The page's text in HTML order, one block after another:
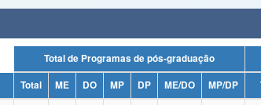
Total de Programas de pós-graduação
Total ME DO MP DP ME/DO MP/DP